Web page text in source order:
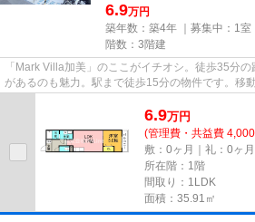
6.9万円
築年数：築4年 ｜募集中： 1室
階数：3階建
「Mark Villa加美」のここがイチオシ。徒歩35分
があるのも魅力。駅まで徒歩15分の物件です。移
み置き場です。できるだけ早...
6.9万円
(管理費・共益費
敷：0ヶ月｜礼：0ヶ月
所在階：1階
間取り：1LDK
面積：35.91㎡